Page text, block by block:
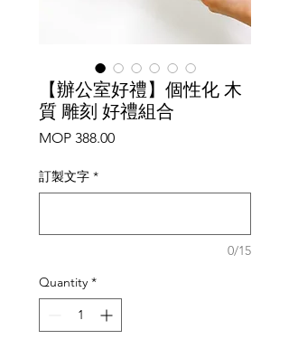
【辦公室好禮】個性化 木
質 雕刻 好禮組合
MOP 388.00Price
訂製文字 *
0/15
Quantity *